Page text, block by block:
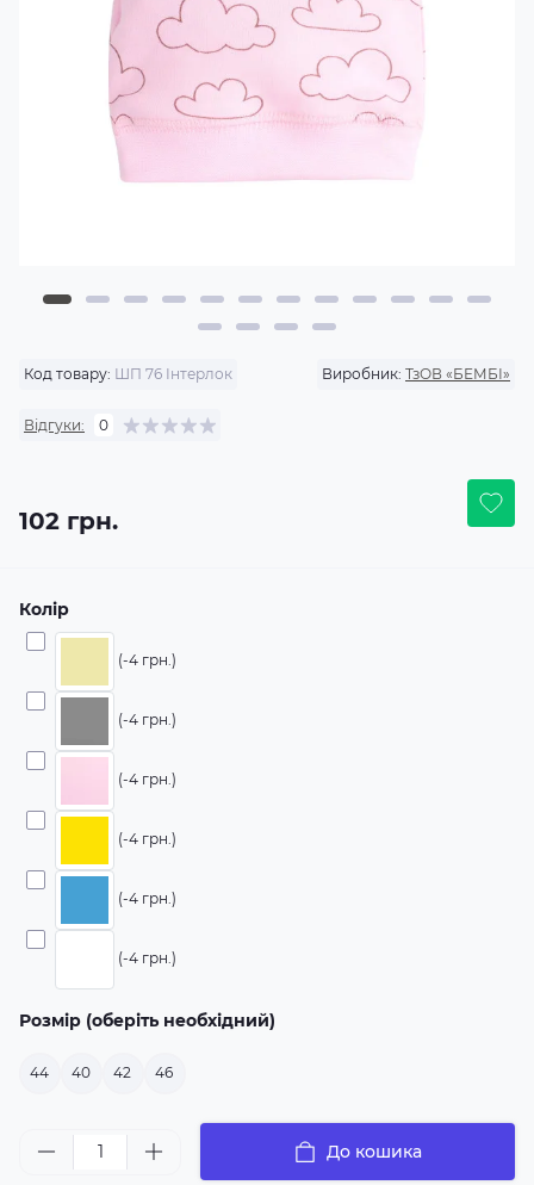
Код товару: ШП 76 Інтерлок Виробник: ТзОВ «БЕМБІ»
Відгуки: 0
102 грн.
Колір
(-4 грн.)
(-4 грн.)
(-4 грн.)
(-4 грн.)
(-4 грн.)
(-4 грн.)
Розмір (оберіть необхідний)
44 40 42 46
До кошика